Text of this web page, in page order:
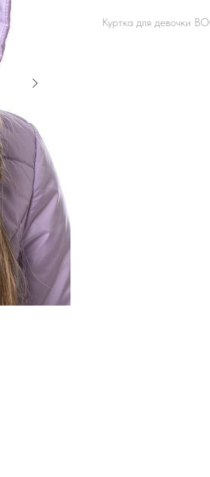
Куртка для девочки